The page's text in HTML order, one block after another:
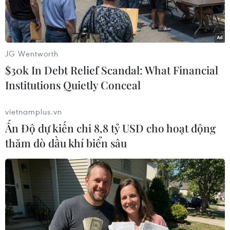
Việt.
Nguyên Phó Thủ tướng Thường trực Chính phủ Nguyễn Hòa
Bình, Đại sứ Dương Hoài Nam cùng quan chức thành phố
Karlovy Vary cắt băng khai mạc “Ngày hội quảng bá Văn hóa-
Ẩm thực-Áo dài Việt Nam.” (Ảnh: Việt Thắng/TTXVN)
JG Wentworth
$30k In Debt Relief Scandal: What Financial
Institutions Quietly Conceal
vietnamplus.vn
Ấn Độ dự kiến chi 8,8 tỷ USD cho hoạt động
thăm dò dầu khí biển sâu